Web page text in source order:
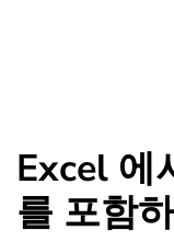
Excel 에
를 포함